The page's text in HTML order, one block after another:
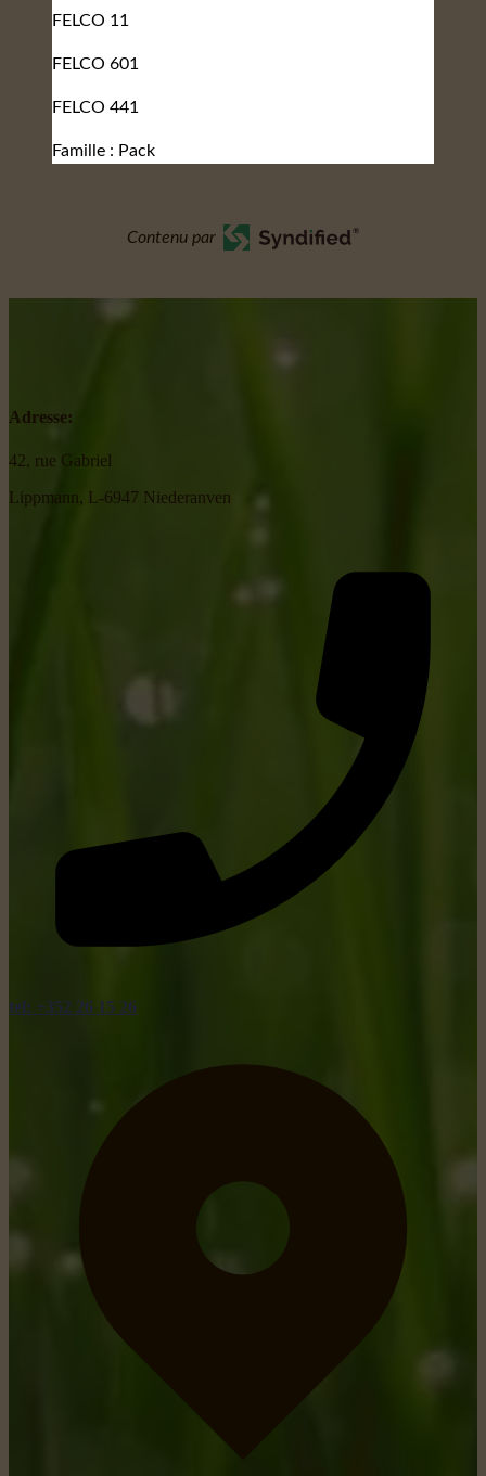
FELCO 11
FELCO 601
FELCO 441
Famille : Pack
Contenu par
Adresse:
42, rue Gabriel
Lippmann, L-6947 Niederanven
tel: +352 26 15 26